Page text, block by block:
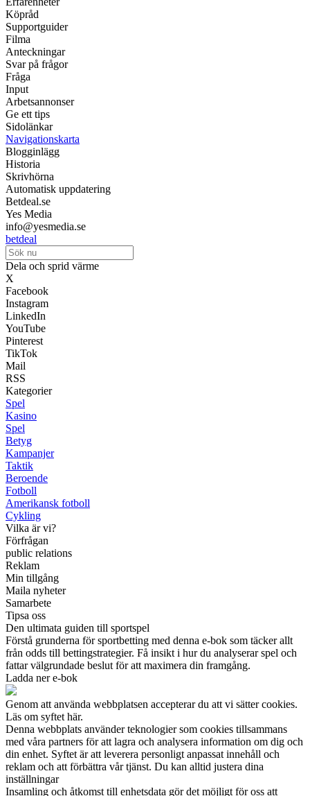
Köpråd
Supportguider
Filma
Anteckningar
Svar på frågor
Fråga
Input
Arbetsannonser
Ge ett tips
Sidolänkar
Navigationskarta
Blogginlägg
Historia
Skrivhörna
Automatisk uppdatering
Betdeal.se
Yes Media
info@yesmedia.se
betdeal
Dela och sprid värme
X
Facebook
Instagram
LinkedIn
YouTube
Pinterest
TikTok
Mail
RSS
Kategorier
Spel
Kasino
Spel
Betyg
Kampanjer
Taktik
Beroende
Fotboll
Amerikansk fotboll
Cykling
Vilka är vi?
Förfrågan
public relations
Reklam
Min tillgång
Maila nyheter
Samarbete
Tipsa oss
Den ultimata guiden till sportspel
Förstå grunderna för sportbetting med denna e-bok som täcker allt
från odds till bettingstrategier. Få insikt i hur du analyserar spel och
fattar välgrundade beslut för att maximera din framgång.
Ladda ner e-bok
Genom att använda webbplatsen accepterar du att vi sätter cookies.
Läs om syftet här.
Denna webbplats använder teknologier som cookies tillsammans
med våra partners för att lagra och analysera information om dig och
din enhet. Syftet är att leverera personligt anpassat innehåll och
reklam och att förbättra vår tjänst. Du kan alltid justera dina
inställningar
Insamling och åtkomst till enhetsdata gör det möjligt för oss att